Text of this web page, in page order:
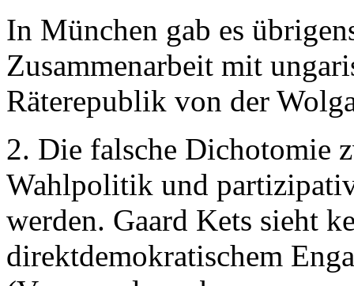
In München gab es
Zusammenarbeit mit
Räterepublik von der
2. Die falsche Dichotomie
Wahlpolitik und
werden. Gaard Kets sieht
direktdemokratischem